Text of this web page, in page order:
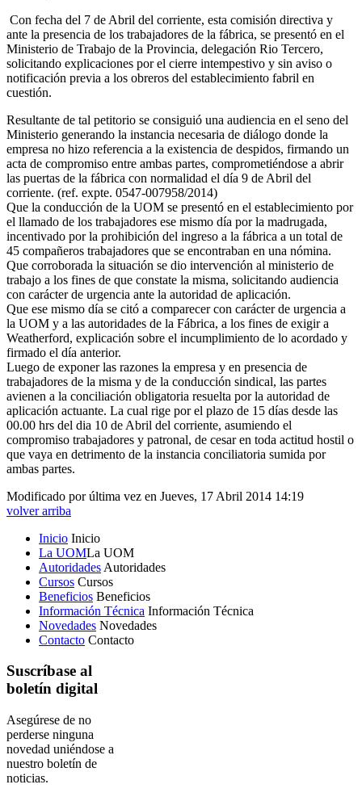
Con fecha del 7 de Abril del corriente, esta comisión directiva y
ante la presencia de los trabajadores de la fábrica, se presentó en el
Ministerio de Trabajo de la Provincia, delegación Rio Tercero,
solicitando explicaciones por el cierre intempestivo y sin aviso o
notificación previa a los obreros del establecimiento fabril en
cuestión.
Resultante de tal petitorio se consiguió una audiencia en el seno del
Ministerio generando la instancia necesaria de diálogo donde la
empresa no hizo referencia a la existencia de despidos, firmando un
acta de compromiso entre ambas partes, comprometiéndose a abrir
las puertas de la fábrica con normalidad el día 9 de Abril del
corriente. (ref. expte. 0547-007958/2014)
Que la conducción de la UOM se presentó en el establecimiento por
el llamado de los trabajadores ese mismo día por la madrugada,
incentivado por la prohibición del ingreso a la fábrica a un total de
45 compañeros trabajadores que se encontraban en una nómina.
Que corroborada la situación se dio intervención al ministerio de
trabajo a los fines de que constate la misma, solicitando audiencia
con carácter de urgencia ante la autoridad de aplicación.
Que ese mismo día se citó a comparecer con carácter de urgencia a
la UOM y a las autoridades de la Fábrica, a los fines de exigir a
Weatherford, explicación sobre el incumplimiento de lo acordado y
firmado el día anterior.
Luego de exponer las razones la empresa y en presencia de
trabajadores de la misma y de la conducción sindical, las partes
avienen a la conciliación obligatoria resuelta por la autoridad de
aplicación actuante. La cual rige por el plazo de 15 días desde las
00.00 hrs del dia 10 de Abril del corriente, asumiendo el
compromiso trabajadores y patronal, de cesar en toda actitud hostil o
que vaya en detrimento de la instancia conciliatoria sumida por
ambas partes.
Modificado por última vez en Jueves, 17 Abril 2014 14:19
volver arriba
Inicio Inicio
La UOMLa UOM
Autoridades Autoridades
Cursos Cursos
Beneficios Beneficios
Información Técnica Información Técnica
Novedades Novedades
Contacto Contacto
Suscríbase al
boletín digital
Asegúrese de no
perderse ninguna
novedad uniéndose a
nuestro boletín de
noticias.